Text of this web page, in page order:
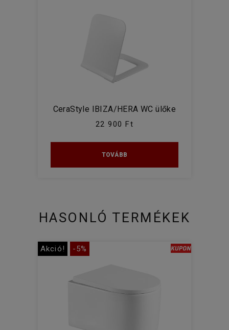
CeraStyle IBIZA/HERA WC ülőke
22 900 Ft
TOVÁBB
HASONLÓ TERMÉKEK
Akció! -5%